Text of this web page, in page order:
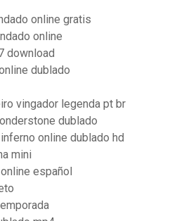
online gratis
online
download
dublado
vingador legenda pt br
dublado
online dublado hd
mini
español